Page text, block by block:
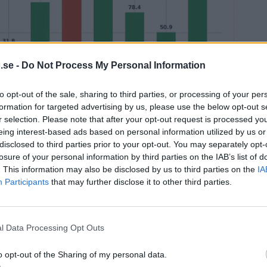
- Do Not Process My Personal Information
opt-out of the sale, sharing to third parties, or processing of your
for targeted advertising by us, please use the below opt-out
selection. Please note that after your opt-out request is processed
interest-based ads based on personal information utilized by us
to third parties prior to your opt-out. You may separately
of your personal information by third parties on the IAB’s list of
This information may also be disclosed by us to third parties on the
Participants that may further disclose it to other third parties.
Data Processing Opt Outs
opt-out of the Sharing of my personal data.
i elområde 4.
elkunder då och då kunnat glädjas åt minuspriser,
el tack vare ett stort överskott av solel i
minustimmar bli betydligt färre i Sverige.
att se många timmar med negativa elpriser. Men
får vi inte samma smittoeffekt från
mer med vattnet och då uteblir en del av
somrarna, säger Johan Sigvardsson.